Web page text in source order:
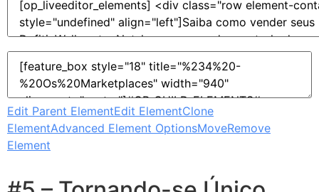
Edit Parent ElementEdit ElementClone
ElementAdvanced Element OptionsMoveRemove
Element